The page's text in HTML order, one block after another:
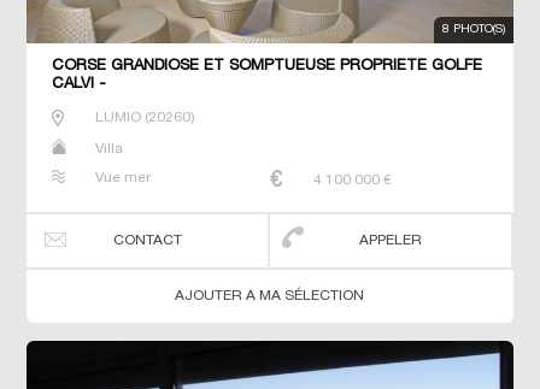
8 PHOTO(S)
CORSE GRANDIOSE ET SOMPTUEUSE PROPRIETE GOLFE
CALVI -
LUMIO(20260)
Villa
Vue mer 4 100 000 €
CONTACT APPELER
AJOUTER A MA SÉLECTION